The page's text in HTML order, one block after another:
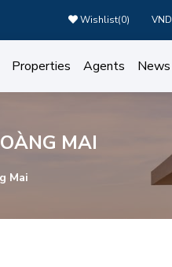
Wishlist(0) VND
Properties Agents News
MAI
Mai